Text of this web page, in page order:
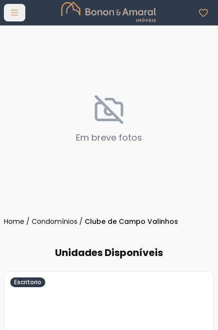
Abrir menu
Em breve fotos
Home / Condomínios / Clube de Campo Valinhos
Unidades Disponíveis
Escritorio